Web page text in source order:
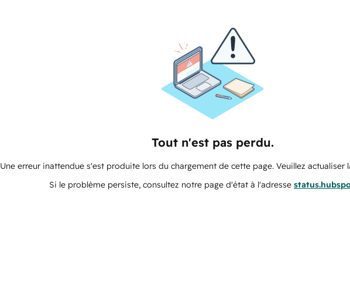
Tout n'est pas perdu.
Une erreur inattendue s'est produite lors du chargement de cette page. Veuillez actualiser
Si le problème persiste, consultez notre page d'état à l'adresse